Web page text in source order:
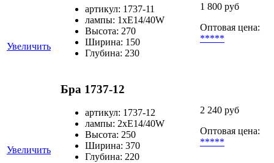
Увеличить
артикул: 1737-11
лампы: 1хЕ14/40W
Высота: 270
Ширина: 150
Глубина: 230
1 800 руб
Оптовая цена:
*****
Увеличить
Бра 1737-12
артикул: 1737-12
лампы: 2хЕ14/40W
Высота: 250
Ширина: 370
Глубина: 220
2 240 руб
Оптовая цена:
*****